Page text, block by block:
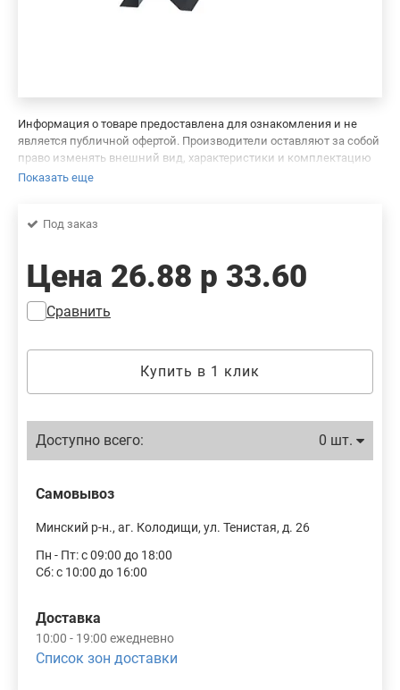
Информация о товаре предоставлена для ознакомления и не
является публичной офертой. Производители оставляют за собой
право изменять внешний вид, характеристики и комплектацию
товара, предварительно не уведомляя продавцов и потребителей.
фотографиях товара. Будем благодарны вам за сообщение об
Показать еще
Под заказ
Цена 26.88 р 33.60
Сравнить
Купить в 1 клик
Доступно всего: 0 шт.
Самовывоз
Минский р-н., аг. Колодищи, ул. Тенистая, д. 26
Пн - Пт: с 09:00 до 18:00
Сб: с 10:00 до 16:00
Доставка
10:00 - 19:00 ежедневно
Список зон доставки